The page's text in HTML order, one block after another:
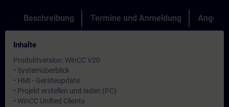
Beschreibung Termine und Anmeldung Angebot
Inhalte
Produktversion: WinCC V20
• Systemüberblick
• HMI - Geräteupdate
• Projekt erstellen und laden (PC)
• WinCC Unified Clients